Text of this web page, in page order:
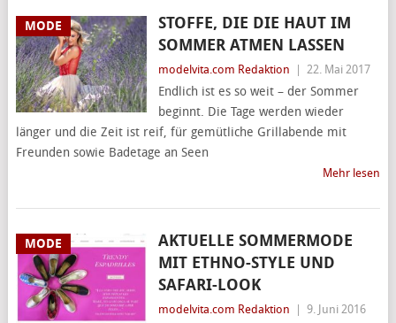
MODE
STOFFE, DIE DIE HAUT IM
SOMMER ATMEN LASSEN
modelvita.com Redaktion 22. Mai 2017
Endlich ist es so weit – der Sommer
beginnt. Die Tage werden wieder
länger und die Zeit ist reif, für gemütliche Grillabende mit
Freunden sowie Badetage an Seen
Mehr lesen
MODE
AKTUELLE SOMMERMODE
MIT ETHNO-STYLE UND
SAFARI-LOOK
modelvita.com Redaktion 9. Juni 2016